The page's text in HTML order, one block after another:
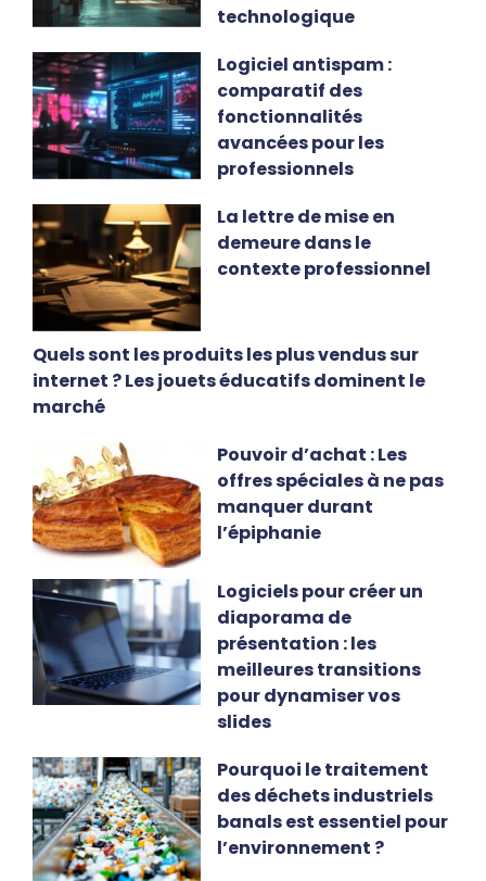
technologique
Logiciel antispam :
comparatif des
fonctionnalités
avancées pour les
professionnels
La lettre de mise en
demeure dans le
contexte professionnel
Quels sont les produits les plus vendus sur
internet ? Les jouets éducatifs dominent le
marché
Pouvoir d’achat : Les
offres spéciales à ne pas
manquer durant
l’épiphanie
Logiciels pour créer un
diaporama de
présentation : les
meilleures transitions
pour dynamiser vos
slides
Pourquoi le traitement
des déchets industriels
banals est essentiel pour
l’environnement ?